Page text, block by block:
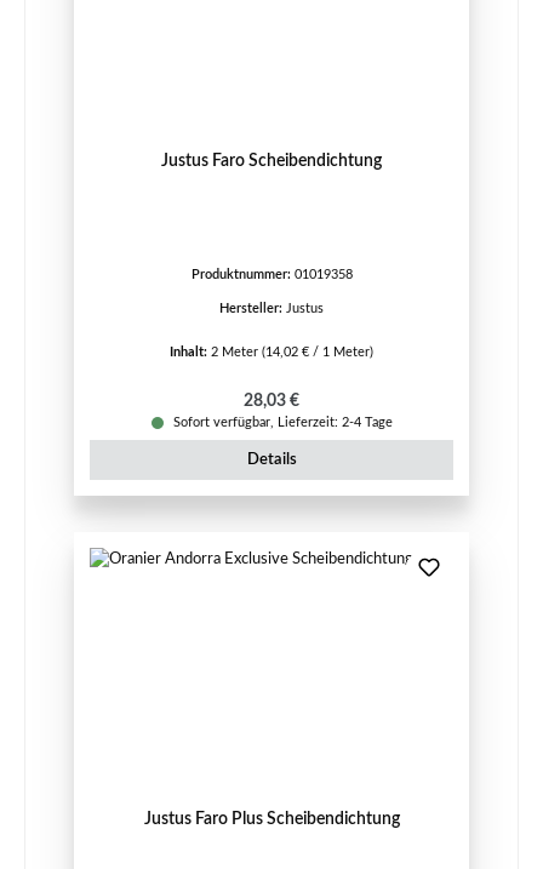
Justus Faro Scheibendichtung
Produktnummer: 01019358
Hersteller: Justus
Inhalt: 2 Meter (14,02 € / 1 Meter)
Regulärer Preis:
28,03 €
Sofort verfügbar, Lieferzeit: 2-4 Tage
Details
Justus Faro Plus Scheibendichtung